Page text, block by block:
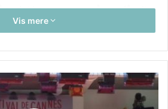
er det bare at vente på man får sit
Vis mere